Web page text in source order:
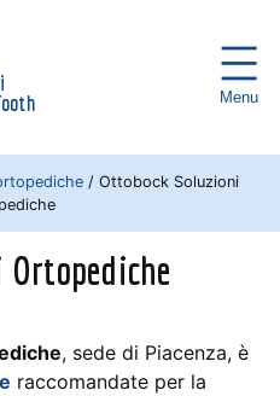
Menu
/ Ottobock Soluzioni
, sede di Piacenza, è
raccomandate per la